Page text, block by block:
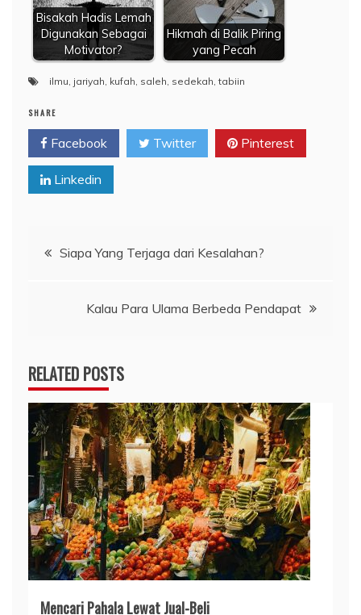
Bisakah Hadis Lemah
Digunakan Sebagai
Motivator?
Hikmah di Balik Piring
yang Pecah
ilmu, jariyah, kufah, saleh, sedekah,tabiin
SHARE
Facebook Twitter Pinterest
Linkedin
Navigasi
Siapa Yang Terjaga dari Kesalahan?
Kalau Para Ulama Berbeda Pendapat
RELATED POSTS
Mencari Pahala Lewat Jual-Beli